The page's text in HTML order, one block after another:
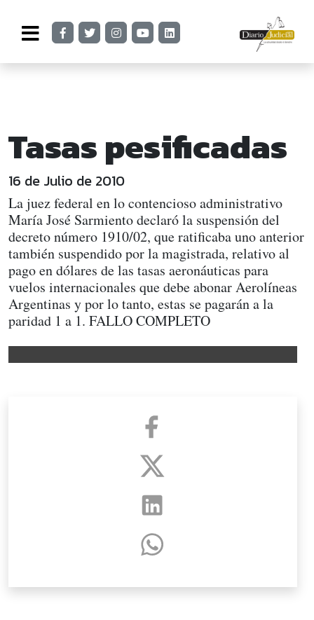
Tasas pesificadas
16 de Julio de 2010
La juez federal en lo contencioso administrativo
María José Sarmiento declaró la suspensión del
decreto número 1910/02, que ratificaba uno anterior
también suspendido por la magistrada, relativo al
pago en dólares de las tasas aeronáuticas para
vuelos internacionales que debe abonar Aerolíneas
Argentinas y por lo tanto, estas se pagarán a la
paridad 1 a 1. FALLO COMPLETO